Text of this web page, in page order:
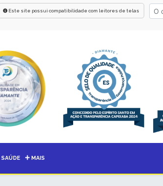
Este site possui compatibilidade com leitores de telas
SAÚDE MAIS